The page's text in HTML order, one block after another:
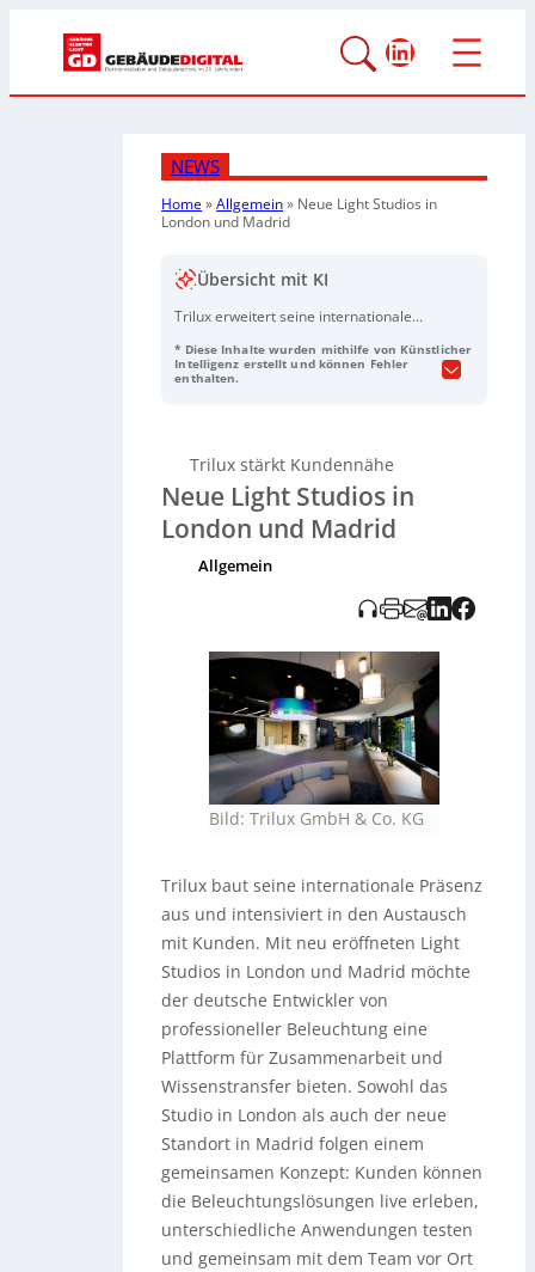
LinkedIn
NEWS
Home»Allgemein» Neue Light Studios in
London und Madrid
Übersicht mit KI
Trilux erweitert seine internationale
Studios in London und Madrid, um die
Kundennähe sowie den Austausch zu
gemeinsam mit Trilux-Teams
individuelle Konzepte entwickeln.
Herzstück ist die Sphere of Light– eine
immersive Inszenierung mit
Medienflächen, Lichtszenen und
Tageslichtverlauf nachbildet und als
Lichtphilosophie verbindet. Ergänzt
werden die Präsentationsflächen durch
Bereiche für Workshops, Co-Creation
und Schulungen der Trilux Akademie.
Hinweis: Die bereitgestellte
Audioaufnahme wurde KI-generiert
und vom Tedo Verlag zur Verfügung
gestellt.
* Diese Inhalte wurden mithilfe von Künstlicher
Intelligenz erstellt und können Fehler
enthalten.
Trilux stärkt Kundennähe
Neue Light Studios in
London und Madrid
Allgemein
Bild: Trilux GmbH & Co. KG
Trilux baut seine internationale Präsenz
aus und intensiviert in den Austausch
mit Kunden. Mit neu eröffneten Light
Studios in London und Madrid möchte
der deutsche Entwickler von
professioneller Beleuchtung eine
Plattform für Zusammenarbeit und
Wissenstransfer bieten. Sowohl das
Studio in London als auch der neue
Standort in Madrid folgen einem
gemeinsamen Konzept: Kunden können
die Beleuchtungslösungen live erleben,
unterschiedliche Anwendungen testen
und gemeinsam mit dem Team vor Ort